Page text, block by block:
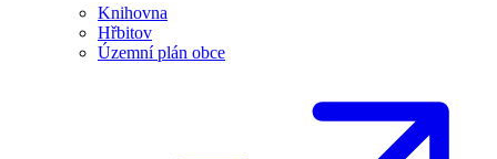
Knihovna
Hřbitov
Územní plán obce